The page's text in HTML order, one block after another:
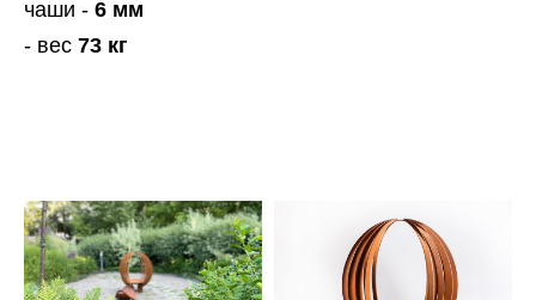
чаши - 6 мм
- вес 73 кг